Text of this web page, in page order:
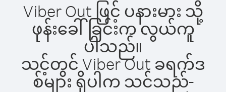
Viber Out ဖြင့် ပနားမား သို့
ဖုန်းခေါ်ခြင်းက လွယ်ကူ
ပါသည်။
သင့်တွင် Viber Out ခရက်ဒ
စ်များ ရှိပါက သင်သည်-